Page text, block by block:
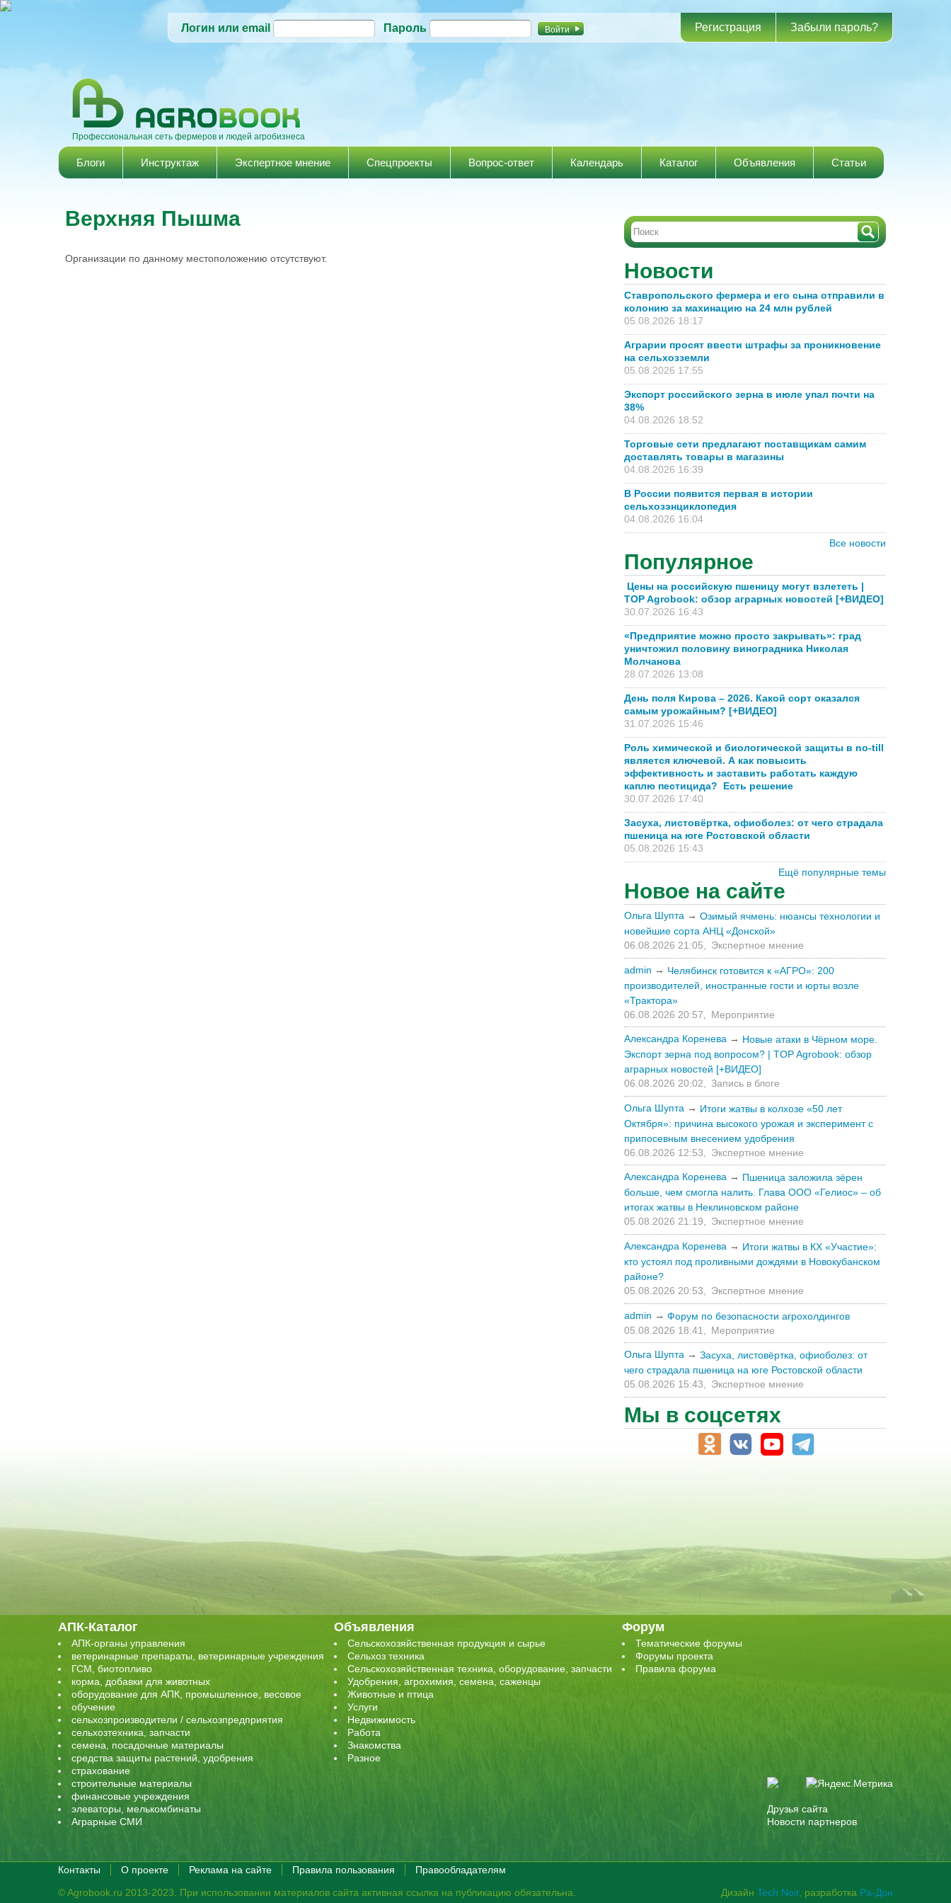
Перейти к
содержанию
Логин или email Пароль Регистрация Забыли пароль?
Профессиональная сеть фермеров и людей агробизнеса
Главное меню
Блоги Инструктаж Экспертное мнение Спецпроекты Вопрос-ответ Календарь Каталог Объявления Статьи
Верхняя Пышма
Организации по данному местоположению отсутствуют.
Новости
Ставропольского фермера и его сына отправили в
колонию за махинацию на 24 млн рублей
05.08.2026 18:17
Аграрии просят ввести штрафы за проникновение
на сельхозземли
05.08.2026 17:55
Экспорт российского зерна в июле упал почти на
38%
04.08.2026 18:52
Торговые сети предлагают поставщикам самим
доставлять товары в магазины
04.08.2026 16:39
В России появится первая в истории
сельхозэнциклопедия
04.08.2026 16:04
Все новости
Популярное
Цены на российскую пшеницу могут взлететь |
TOP Agrobook: обзор аграрных новостей [+ВИДЕО]
30.07.2026 16:43
«Предприятие можно просто закрывать»: град
уничтожил половину виноградника Николая
Молчанова
28.07.2026 13:08
День поля Кирова – 2026. Какой сорт оказался
самым урожайным? [+ВИДЕО]
31.07.2026 15:46
Роль химической и биологической защиты в no-till
является ключевой. А как повысить
эффективность и заставить работать каждую
каплю пестицида? Есть решение
30.07.2026 17:40
Засуха, листовёртка, офиоболез: от чего страдала
пшеница на юге Ростовской области
05.08.2026 15:43
Ещё популярные темы
Новое на сайте
Ольга Шупта → Озимый ячмень: нюансы технологии и
новейшие сорта АНЦ «Донской»
06.08.2026 21:05,
Экспертное мнение
admin → Челябинск готовится к «АГРО»: 200
производителей, иностранные гости и юрты возле
«Трактора»
06.08.2026 20:57,
Мероприятие
Александра Коренева → Новые атаки в Чёрном море.
Экспорт зерна под вопросом? | TOP Agrobook: обзор
аграрных новостей [+ВИДЕО]
06.08.2026 20:02,
Запись в блоге
Ольга Шупта → Итоги жатвы в колхозе «50 лет
Октября»: причина высокого урожая и эксперимент с
припосевным внесением удобрения
06.08.2026 12:53,
Экспертное мнение
Александра Коренева → Пшеница заложила зёрен
больше, чем смогла налить. Глава ООО «Гелиос» – об
итогах жатвы в Неклиновском районе
05.08.2026 21:19, Экспертное мнение
Александра Коренева → Итоги жатвы в КХ «Участие»:
кто устоял под проливными дождями в Новокубанском
районе?
05.08.2026 20:53,
Экспертное мнение
admin → Форум по безопасности агрохолдингов
05.08.2026 18:41,
Мероприятие
Ольга Шупта → Засуха, листовёртка, офиоболез: от
чего страдала пшеница на юге Ростовской области
05.08.2026 15:43,
Экспертное мнение
Мы в соцсетях
АПК-Каталог
АПК-органы управления
ветеринарные препараты, ветеринарные учреждения
ГСМ, биотопливо
корма, добавки для животных
оборудование для АПК, промышленное, весовое
обучение
сельхозпроизводители / сельхозпредприятия
сельхозтехника, запчасти
семена, посадочные материалы
средства защиты растений, удобрения
страхование
строительные материалы
финансовые учреждения
элеваторы, мелькомбинаты
Аграрные СМИ
Объявления
Сельскохозяйственная продукция и сырье
Сельхоз техника
Сельскохозяйственная техника, оборудование, запчасти
Удобрения, агрохимия, семена, саженцы
Животные и птица
Услуги
Недвижимость
Работа
Знакомства
Разное
Форум
Тематические форумы
Форумы проекта
Правила форума
Друзья сайта
Новости партнеров
Контакты О проекте Реклама на сайте Правила пользования
Правообладателям
© Agrobook.ru 2013-2023. При использовании материалов сайта активная ссылка на публикацию обязательна.
Дизайн Tech Noir, разработка Ра-Дон